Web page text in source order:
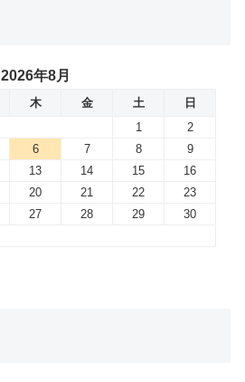
2026年8月
木 金 土
日
1
2
6 7 8
9
13 14 15
16
20 21 22
23
27 28 29
30